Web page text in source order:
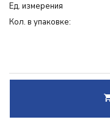
Ед. измерения
Кол. в упаковке: